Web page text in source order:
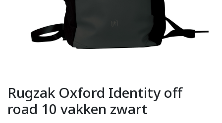
Rugzak Oxford Identity off
road 10 vakken zwart